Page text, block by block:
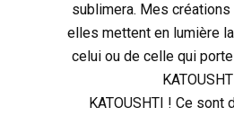
sublimera. Mes
elles mettent en lumière
celui ou de celle qui
KATOUSHTI ! Ce sont